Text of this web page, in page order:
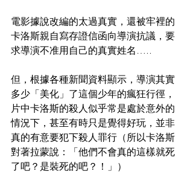
電影據說改編的太過真實，還被牢裡的
卡洛斯親自寫存證信函向導演抗議，要
求導演不准用自己的真實姓名…..
但，根據各種新聞資料顯示，導演其實
多少「美化」了這個少年的瘋狂行徑，
片中卡洛斯的殺人似乎常是處於意外的
情況下，甚至有時只是覺得好玩，並非
真的有意要犯下殺人罪行（所以卡洛斯
對著拉蒙說：「他們不會真的這樣就死
了吧？是裝死的吧？！」）